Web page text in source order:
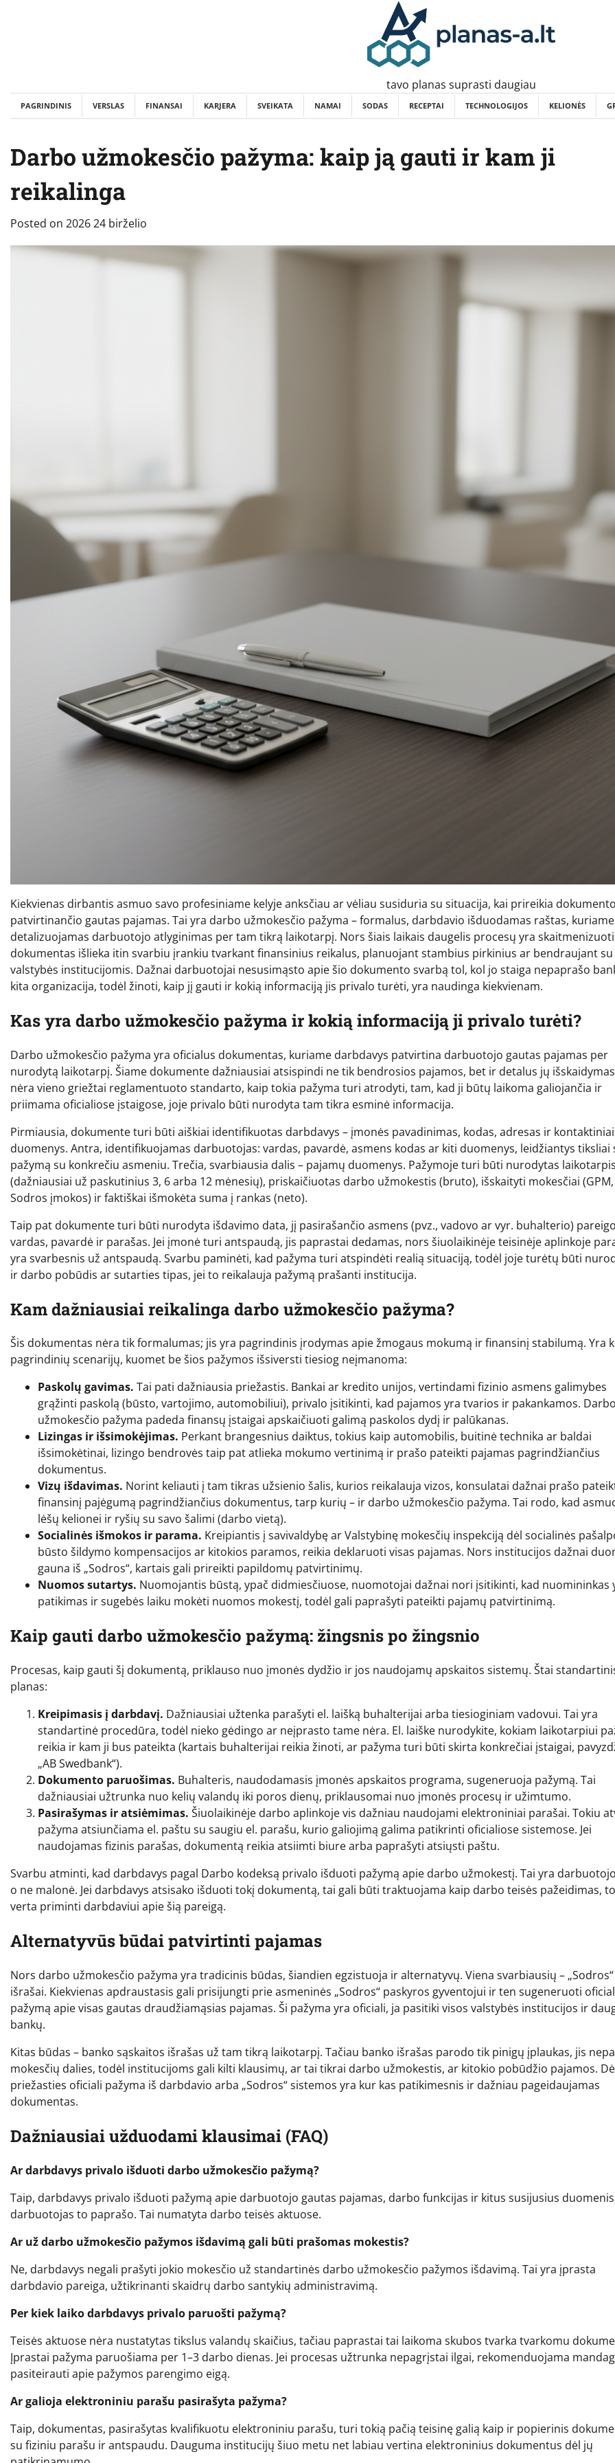
tavo planas suprasti daugiau
PAGRINDINIS VERSLAS FINANSAI KARJERA SVEIKATA NAMAI SODAS RECEPTAI TECHNOLOGIJOS KELIONĖS
Darbo užmokesčio pažyma: kaip ją gauti ir kam ji
reikalinga
Posted on 2026 24 birželio
Kiekvienas dirbantis asmuo savo profesiniame kelyje anksčiau ar vėliau susiduria su situacija, kai prireikia
patvirtinančio gautas pajamas. Tai yra darbo užmokesčio pažyma – formalus, darbdavio išduodamas raštas, kuriame
detalizuojamas darbuotojo atlyginimas per tam tikrą laikotarpį. Nors šiais laikais daugelis procesų yra
dokumentas išlieka itin svarbiu įrankiu tvarkant finansinius reikalus, planuojant stambius pirkinius ar bendraujant su
valstybės institucijomis. Dažnai darbuotojai nesusimąsto apie šio dokumento svarbą tol, kol jo staiga nepaprašo
kita organizacija, todėl žinoti, kaip jį gauti ir kokią informaciją jis privalo turėti, yra naudinga kiekvienam.
Kas yra darbo užmokesčio pažyma ir kokią informaciją ji privalo turėti?
Darbo užmokesčio pažyma yra oficialus dokumentas, kuriame darbdavys patvirtina darbuotojo gautas pajamas per
nurodytą laikotarpį. Šiame dokumente dažniausiai atsispindi ne tik bendrosios pajamos, bet ir detalus jų
nėra vieno griežtai reglamentuoto standarto, kaip tokia pažyma turi atrodyti, tam, kad ji būtų laikoma galiojančia ir
priimama oficialiose įstaigose, joje privalo būti nurodyta tam tikra esminė informacija.
Pirmiausia, dokumente turi būti aiškiai identifikuotas darbdavys – įmonės pavadinimas, kodas, adresas ir kontaktiniai
duomenys. Antra, identifikuojamas darbuotojas: vardas, pavardė, asmens kodas ar kiti duomenys, leidžiantys tiksliai
pažymą su konkrečiu asmeniu. Trečia, svarbiausia dalis – pajamų duomenys. Pažymoje turi būti nurodytas
(dažniausiai už paskutinius 3, 6 arba 12 mėnesių), priskaičiuotas darbo užmokestis (bruto), išskaityti mokesčiai (GPM,
Sodros įmokos) ir faktiškai išmokėta suma į rankas (neto).
Taip pat dokumente turi būti nurodyta išdavimo data, jį pasirašančio asmens (pvz., vadovo ar vyr. buhalterio)
vardas, pavardė ir parašas. Jei įmonė turi antspaudą, jis paprastai dedamas, nors šiuolaikinėje teisinėje aplinkoje
yra svarbesnis už antspaudą. Svarbu paminėti, kad pažyma turi atspindėti realią situaciją, todėl joje turėtų būti
ir darbo pobūdis ar sutarties tipas, jei to reikalauja pažymą prašanti institucija.
Kam dažniausiai reikalinga darbo užmokesčio pažyma?
Šis dokumentas nėra tik formalumas; jis yra pagrindinis įrodymas apie žmogaus mokumą ir finansinį stabilumą. Yra
pagrindinių scenarijų, kuomet be šios pažymos išsiversti tiesiog neįmanoma:
Paskolų gavimas. Tai pati dažniausia priežastis. Bankai ar kredito unijos, vertindami fizinio asmens galimybes
grąžinti paskolą (būsto, vartojimo, automobiliui), privalo įsitikinti, kad pajamos yra tvarios ir pakankamos.
užmokesčio pažyma padeda finansų įstaigai apskaičiuoti galimą paskolos dydį ir palūkanas.
Lizingas ir išsimokėjimas. Perkant brangesnius daiktus, tokius kaip automobilis, buitinė technika ar baldai
išsimokėtinai, lizingo bendrovės taip pat atlieka mokumo vertinimą ir prašo pateikti pajamas pagrindžiančius
dokumentus.
Vizų išdavimas. Norint keliauti į tam tikras užsienio šalis, kurios reikalauja vizos, konsulatai dažnai prašo
finansinį pajėgumą pagrindžiančius dokumentus, tarp kurių – ir darbo užmokesčio pažyma. Tai rodo, kad
lėšų kelionei ir ryšių su savo šalimi (darbo vietą).
Socialinės išmokos ir parama. Kreipiantis į savivaldybę ar Valstybinę mokesčių inspekciją dėl socialinės
būsto šildymo kompensacijos ar kitokios paramos, reikia deklaruoti visas pajamas. Nors institucijos dažnai
gauna iš „Sodros“, kartais gali prireikti papildomų patvirtinimų.
Nuomos sutartys. Nuomojantis būstą, ypač didmiesčiuose, nuomotojai dažnai nori įsitikinti, kad nuomininkas
patikimas ir sugebės laiku mokėti nuomos mokestį, todėl gali paprašyti pateikti pajamų patvirtinimą.
Kaip gauti darbo užmokesčio pažymą: žingsnis po žingsnio
Procesas, kaip gauti šį dokumentą, priklauso nuo įmonės dydžio ir jos naudojamų apskaitos sistemų. Štai
planas:
Kreipimasis į darbdavį. Dažniausiai užtenka parašyti el. laišką buhalterijai arba tiesioginiam vadovui. Tai yra
standartinė procedūra, todėl nieko gėdingo ar neįprasto tame nėra. El. laiške nurodykite, kokiam laikotarpiui
reikia ir kam ji bus pateikta (kartais buhalterijai reikia žinoti, ar pažyma turi būti skirta konkrečiai įstaigai,
„AB Swedbank“).
Dokumento paruošimas. Buhalteris, naudodamasis įmonės apskaitos programa, sugeneruoja pažymą. Tai
dažniausiai užtrunka nuo kelių valandų iki poros dienų, priklausomai nuo įmonės procesų ir užimtumo.
Pasirašymas ir atsiėmimas. Šiuolaikinėje darbo aplinkoje vis dažniau naudojami elektroniniai parašai. Tokiu
pažyma atsiunčiama el. paštu su saugiu el. parašu, kurio galiojimą galima patikrinti oficialiose sistemose. Jei
naudojamas fizinis parašas, dokumentą reikia atsiimti biure arba paprašyti atsiųsti paštu.
Svarbu atminti, kad darbdavys pagal Darbo kodeksą privalo išduoti pažymą apie darbo užmokestį. Tai yra
o ne malonė. Jei darbdavys atsisako išduoti tokį dokumentą, tai gali būti traktuojama kaip darbo teisės pažeidimas,
verta priminti darbdaviui apie šią pareigą.
Alternatyvūs būdai patvirtinti pajamas
Nors darbo užmokesčio pažyma yra tradicinis būdas, šiandien egzistuoja ir alternatyvų. Viena svarbiausių – „Sodros“
išrašai. Kiekvienas apdraustasis gali prisijungti prie asmeninės „Sodros“ paskyros gyventojui ir ten sugeneruoti
pažymą apie visas gautas draudžiamąsias pajamas. Ši pažyma yra oficiali, ja pasitiki visos valstybės institucijos ir
bankų.
Kitas būdas – banko sąskaitos išrašas už tam tikrą laikotarpį. Tačiau banko išrašas parodo tik pinigų įplaukas, jis
mokesčių dalies, todėl institucijoms gali kilti klausimų, ar tai tikrai darbo užmokestis, ar kitokio pobūdžio pajamos.
priežasties oficiali pažyma iš darbdavio arba „Sodros“ sistemos yra kur kas patikimesnis ir dažniau pageidaujamas
dokumentas.
Dažniausiai užduodami klausimai (FAQ)
Ar darbdavys privalo išduoti darbo užmokesčio pažymą?
Taip, darbdavys privalo išduoti pažymą apie darbuotojo gautas pajamas, darbo funkcijas ir kitus susijusius
darbuotojas to paprašo. Tai numatyta darbo teisės aktuose.
Ar už darbo užmokesčio pažymos išdavimą gali būti prašomas mokestis?
Ne, darbdavys negali prašyti jokio mokesčio už standartinės darbo užmokesčio pažymos išdavimą. Tai yra įprasta
darbdavio pareiga, užtikrinanti skaidrų darbo santykių administravimą.
Per kiek laiko darbdavys privalo paruošti pažymą?
Teisės aktuose nėra nustatytas tikslus valandų skaičius, tačiau paprastai tai laikoma skubos tvarka tvarkomu
Įprastai pažyma paruošiama per 1–3 darbo dienas. Jei procesas užtrunka nepagrįstai ilgai, rekomenduojama
pasiteirauti apie pažymos parengimo eigą.
Ar galioja elektroniniu parašu pasirašyta pažyma?
Taip, dokumentas, pasirašytas kvalifikuotu elektroniniu parašu, turi tokią pačią teisinę galią kaip ir popierinis
su fiziniu parašu ir antspaudu. Dauguma institucijų šiuo metu net labiau vertina elektroninius dokumentus dėl jų